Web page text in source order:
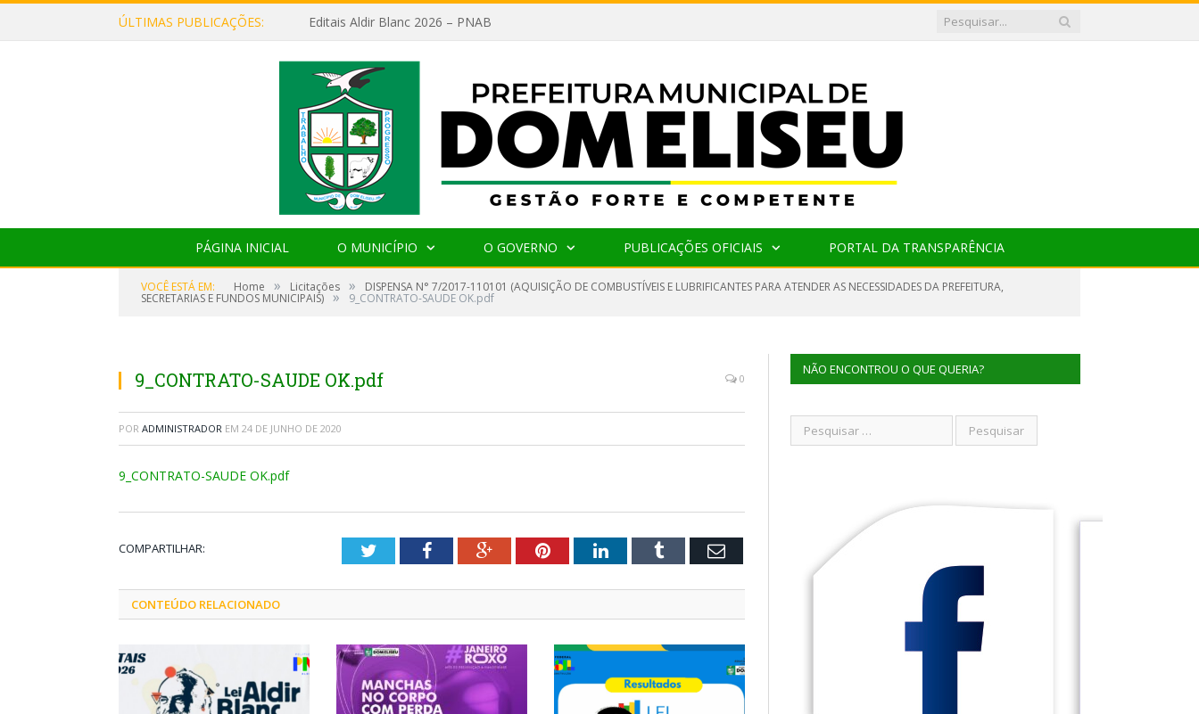
ÚLTIMAS PUBLICAÇÕES: Editais Aldir Blanc 2026 – PNAB
PÁGINA INICIAL O MUNICÍPIO O GOVERNO PUBLICAÇÕES OFICIAIS PORTAL DA TRANSPARÊNCIA
VOCÊ ESTÁ EM: Home » Licitações » DISPENSA N° 7/2017-110101 (AQUISIÇÃO DE COMBUSTÍVEIS E LUBRIFICANTES PARA ATENDER AS NECESSIDADES DA PREFEITURA,
SECRETARIAS E FUNDOS MUNICIPAIS) » 9_CONTRATO-SAUDE OK.pdf
9_CONTRATO-SAUDE OK.pdf 0
POR ADMINISTRADOR EM 24 DE JUNHO DE 2020
9_CONTRATO-SAUDE OK.pdf
COMPARTILHAR: TwitterFacebookGoogle+PinterestLinkedInTumblr Email
CONTEÚDO RELACIONADO
NÃO ENCONTROU O QUE QUERIA?